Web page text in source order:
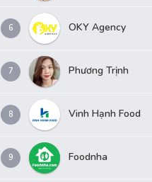
6 OKY Agency
7 Phương Trịnh
8 Vinh Hạnh Food
9 Foodnha